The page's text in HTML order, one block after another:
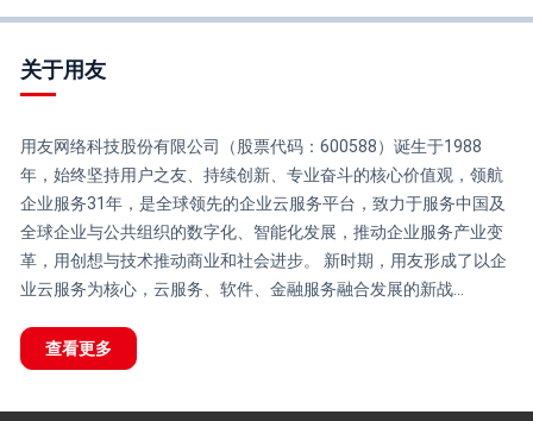
关于用友
用友网络科技股份有限公司（股票代码：600588）诞生于1988
年，始终坚持用户之友、持续创新、专业奋斗的核心价值观，领航
企业服务31年，是全球领先的企业云服务平台，致力于服务中国及
全球企业与公共组织的数字化、智能化发展，推动企业服务产业变
革，用创想与技术推动商业和社会进步。 新时期，用友形成了以企
业云服务为核心，云服务、软件、金融服务融合发展的新战...
查看更多